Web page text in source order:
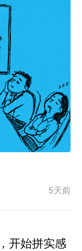
5天前
开始拼实感